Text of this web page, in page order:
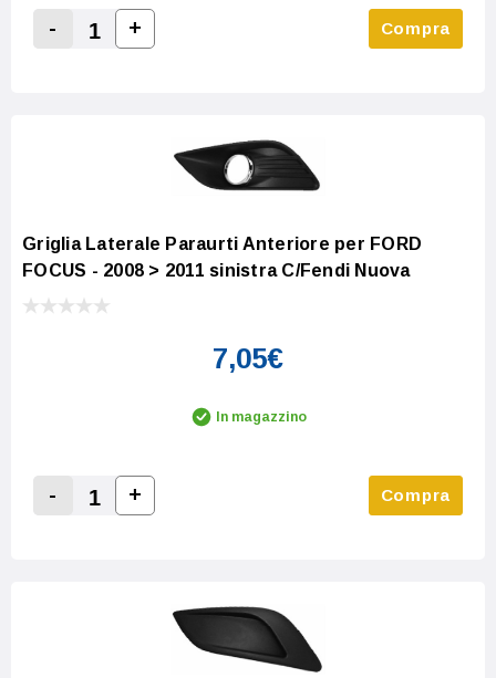
Decrease Quantity:
-
Increase Quantity:
+ Compra
Griglia Laterale Paraurti Anteriore per FORD
FOCUS - 2008 > 2011 sinistra C/Fendi Nuova
7,05€
In magazzino
Decrease Quantity:
-
Increase Quantity:
+ Compra